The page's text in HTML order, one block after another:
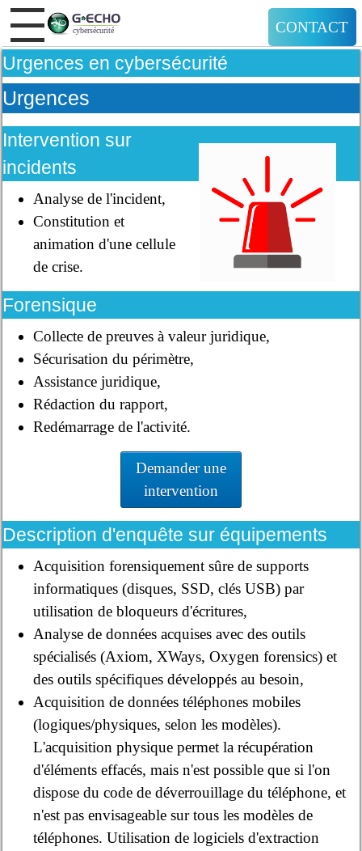
CONTACT
Urgences en cybersécurité
Urgences
Intervention sur
incidents
Analyse de l'incident,
Constitution et
animation d'une cellule
de crise.
Forensique
Collecte de preuves à valeur juridique,
Sécurisation du périmètre,
Assistance juridique,
Rédaction du rapport,
Redémarrage de l'activité.
Demander une
intervention
Description d'enquête sur équipements
Acquisition forensiquement sûre de supports
informatiques (disques, SSD, clés USB) par
utilisation de bloqueurs d'écritures,
Analyse de données acquises avec des outils
spécialisés (Axiom, XWays, Oxygen forensics) et
des outils spécifiques développés au besoin,
Acquisition de données téléphones mobiles
(logiques/physiques, selon les modèles).
L'acquisition physique permet la récupération
d'éléments effacés, mais n'est possible que si l'on
dispose du code de déverrouillage du téléphone, et
n'est pas envisageable sur tous les modèles de
téléphones. Utilisation de logiciels d'extraction